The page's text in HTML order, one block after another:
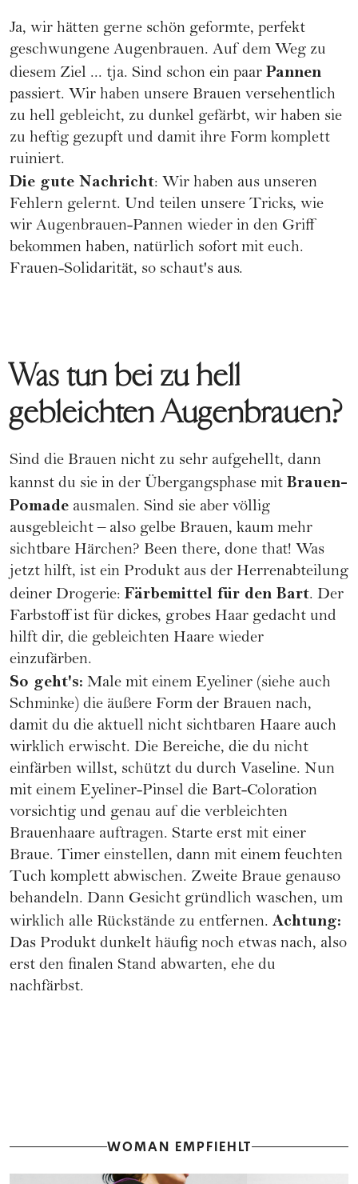
Ja, wir hätten gerne schön geformte, perfekt
geschwungene Augenbrauen. Auf dem Weg zu
diesem Ziel ... tja. Sind schon ein paar Pannen
passiert. Wir haben unsere Brauen versehentlich
zu hell gebleicht, zu dunkel gefärbt, wir haben sie
zu heftig gezupft und damit ihre Form komplett
ruiniert.
Die gute Nachricht: Wir haben aus unseren
Fehlern gelernt. Und teilen unsere Tricks, wie
wir Augenbrauen-Pannen wieder in den Griff
bekommen haben, natürlich sofort mit euch.
Frauen-Solidarität, so schaut's aus.
Was tun bei zu hell
gebleichten Augenbrauen?
Sind die Brauen nicht zu sehr aufgehellt, dann
kannst du sie in der Übergangsphase mit Brauen-
Pomade ausmalen. Sind sie aber völlig
ausgebleicht – also gelbe Brauen, kaum mehr
sichtbare Härchen? Been there, done that! Was
jetzt hilft, ist ein Produkt aus der Herrenabteilung
deiner Drogerie: Färbemittel für den Bart. Der
Farbstoff ist für dickes, grobes Haar gedacht und
hilft dir, die gebleichten Haare wieder
einzufärben.
So geht's: Male mit einem Eyeliner (siehe auch
Schminke) die äußere Form der Brauen nach,
damit du die aktuell nicht sichtbaren Haare auch
wirklich erwischt. Die Bereiche, die du nicht
einfärben willst, schützt du durch Vaseline. Nun
mit einem Eyeliner-Pinsel die Bart-Coloration
vorsichtig und genau auf die verbleichten
Brauenhaare auftragen. Starte erst mit einer
Braue. Timer einstellen, dann mit einem feuchten
Tuch komplett abwischen. Zweite Braue genauso
behandeln. Dann Gesicht gründlich waschen, um
wirklich alle Rückstände zu entfernen. Achtung:
Das Produkt dunkelt häufig noch etwas nach, also
erst den finalen Stand abwarten, ehe du
nachfärbst.
WOMAN EMPFIEHLT